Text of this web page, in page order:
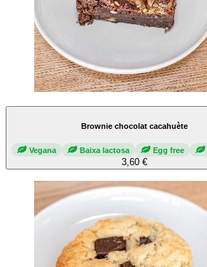
Brownie chocolat cacahuète
Vegana Baixa lactosa Egg free
3,60 €